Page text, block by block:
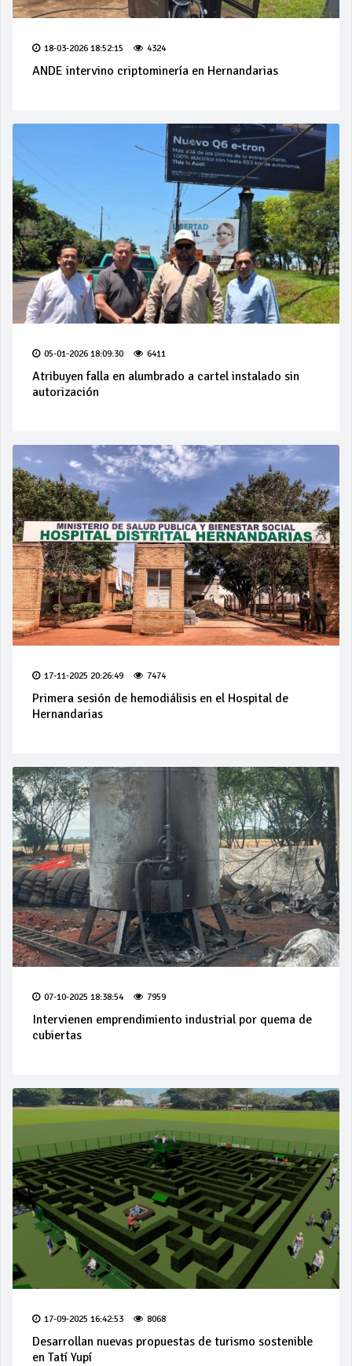
18-03-2026 18:52:15 4324
ANDE intervino criptominería en Hernandarias
05-01-2026 18:09:30 6411
Atribuyen falla en alumbrado a cartel instalado sin
autorización
17-11-2025 20:26:49 7474
Primera sesión de hemodiálisis en el Hospital de
Hernandarias
07-10-2025 18:38:54 7959
Intervienen emprendimiento industrial por quema de
cubiertas
17-09-2025 16:42:53 8068
Desarrollan nuevas propuestas de turismo sostenible
en Tatí Yupí